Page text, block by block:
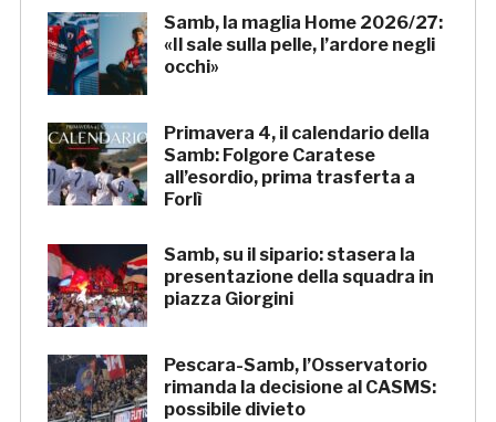
Samb, la maglia Home 2026/27:
«Il sale sulla pelle, l’ardore negli
occhi»
Primavera 4, il calendario della
Samb: Folgore Caratese
all’esordio, prima trasferta a
Forlì
Samb, su il sipario: stasera la
presentazione della squadra in
piazza Giorgini
Pescara-Samb, l’Osservatorio
rimanda la decisione al CASMS:
possibile divieto